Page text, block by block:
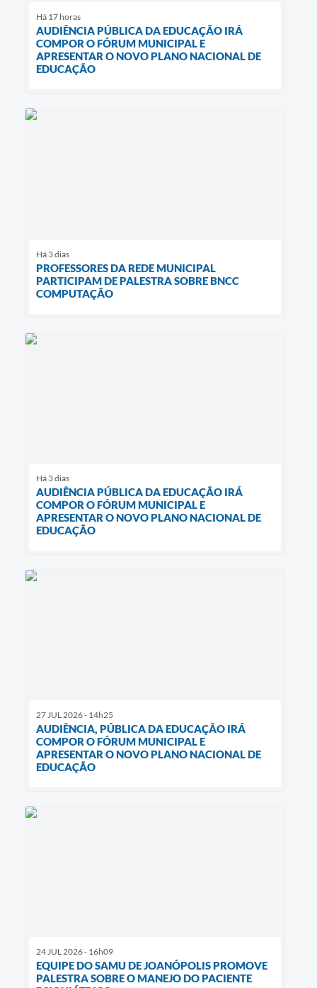
Há 17 horas
AUDIÊNCIA PÚBLICA DA EDUCAÇÃO IRÁ
COMPOR O FÓRUM MUNICIPAL E
APRESENTAR O NOVO PLANO NACIONAL DE
EDUCAÇÃO
Há 3 dias
PROFESSORES DA REDE MUNICIPAL
PARTICIPAM DE PALESTRA SOBRE BNCC
COMPUTAÇÃO
Há 3 dias
AUDIÊNCIA PÚBLICA DA EDUCAÇÃO IRÁ
COMPOR O FÓRUM MUNICIPAL E
APRESENTAR O NOVO PLANO NACIONAL DE
EDUCAÇÃO
27 JUL 2026 - 14h25
AUDIÊNCIA, PÚBLICA DA EDUCAÇÃO IRÁ
COMPOR O FÓRUM MUNICIPAL E
APRESENTAR O NOVO PLANO NACIONAL DE
EDUCAÇÃO
24 JUL 2026 - 16h09
EQUIPE DO SAMU DE JOANÓPOLIS PROMOVE
PALESTRA SOBRE O MANEJO DO PACIENTE